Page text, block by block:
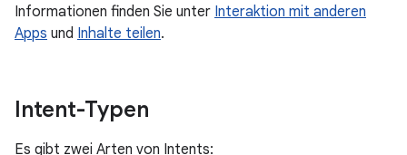
Informationen finden Sie unter Interaktion mit anderen
Apps und Inhalte teilen.
Intent-Typen
Es gibt zwei Arten von Intents: